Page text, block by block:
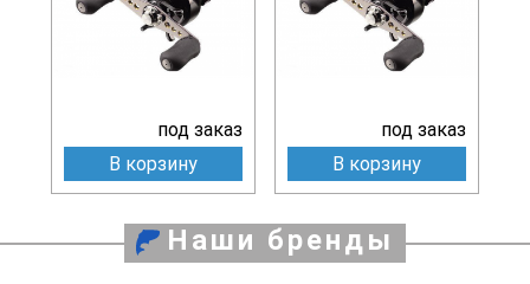
под заказ
В корзину
под заказ
В корзину
Наши бренды